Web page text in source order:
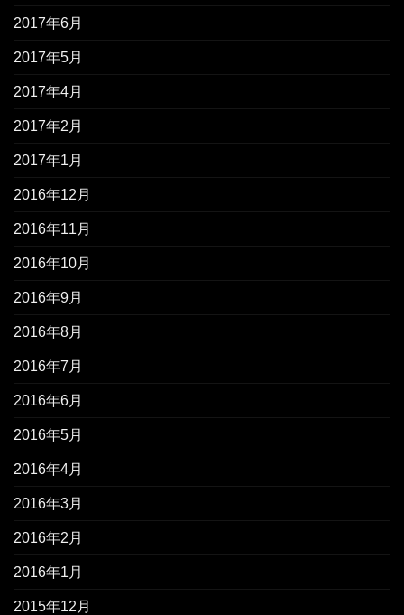
2017年6月
2017年5月
2017年4月
2017年2月
2017年1月
2016年12月
2016年11月
2016年10月
2016年9月
2016年8月
2016年7月
2016年6月
2016年5月
2016年4月
2016年3月
2016年2月
2016年1月
2015年12月